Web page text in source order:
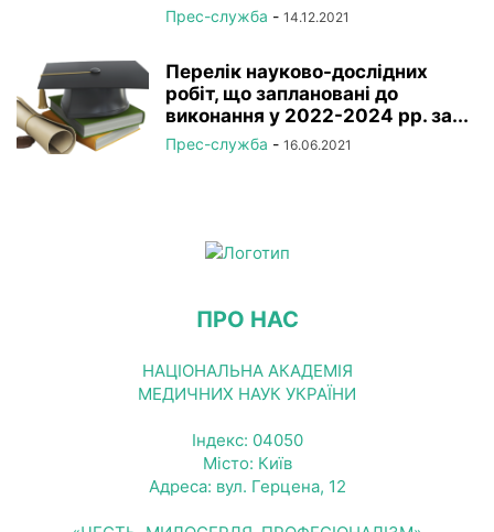
Прес-служба - 14.12.2021
Перелік науково-дослідних
робіт, що заплановані до
виконання у 2022-2024 рр. за...
Прес-служба - 16.06.2021
ПРО НАС
НАЦІОНАЛЬНА АКАДЕМІЯ
МЕДИЧНИХ НАУК УКРАЇНИ
Індекс: 04050
Місто: Київ
Адреса: вул. Герцена, 12